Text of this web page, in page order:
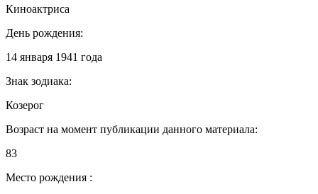
Киноактриса
День рождения:
14 января 1941 года
Знак зодиака:
Козерог
Возраст на момент публикации данного материала:
83
Место рождения :